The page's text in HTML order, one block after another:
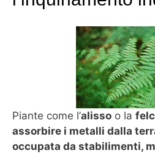
Piante come l’alisso o la
assorbire i metalli dalla
occupata da stabilimenti,